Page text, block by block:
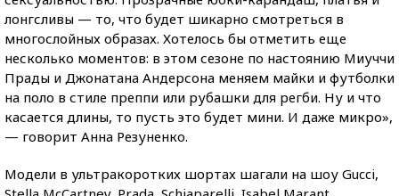
лонгсливы — то, что будет шикарно смотреться в
многослойных образах. Хотелось бы отметить еще
несколько моментов: в этом сезоне по настоянию Миуччи
Прады и Джонатана Андерсона меняем майки и футболки
на поло в стиле преппи или рубашки для регби. Ну и что
касается длины, то пусть это будет мини. И даже микро»,
— говорит Анна Резуненко.
Модели в ультракоротких шортах шагали на шоу Gucci,